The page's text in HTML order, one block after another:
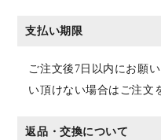
支払い期限
ご注文後7日以内にお願
い頂けない場合はご注文
返品・交換について